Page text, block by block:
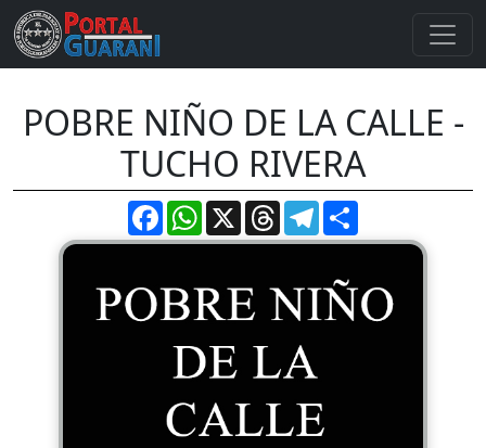
POBRE NIÑO DE LA CALLE -
TUCHO RIVERA
FacebookWhatsApp
X ThreadsTelegram